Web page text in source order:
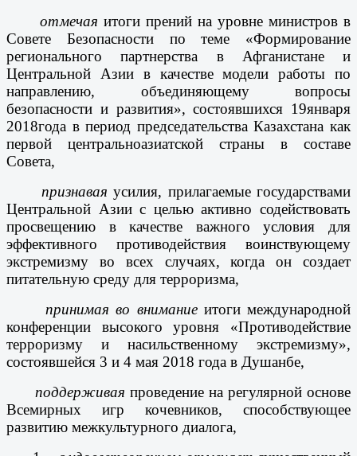
отмечая итоги прений на уровне министров в
Совете Безопасности по теме «Формирование
регионального партнерства в Афганистане и
Центральной Азии в качестве модели работы по
направлению, объединяющему вопросы
безопасности и развития», состоявшихся 19января
2018года в период председательства Казахстана как
первой центральноазиатской страны в составе
Совета,
признавая усилия, прилагаемые государствами
Центральной Азии с целью активно содействовать
просвещению в качестве важного условия для
эффективного противодействия воинствующему
экстремизму во всех случаях, когда он создает
питательную среду для терроризма,
принимая во вниманиеитоги международной
конференции высокого уровня «Противодействие
терроризму и насильственному экстремизму»,
состоявшейся 3 и 4 мая 2018 года в Душанбе,
поддерживая проведение на регулярной основе
Всемирных игр кочевников, способствующее
развитию межкультурного диалога,